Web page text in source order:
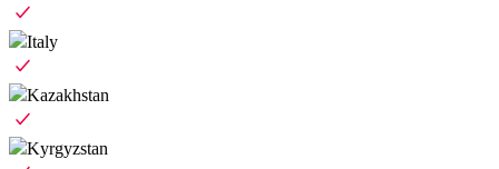
Italy
Kazakhstan
Kyrgyzstan